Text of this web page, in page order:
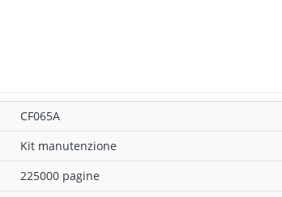
CF065A
Kit manutenzione
225000 pagine